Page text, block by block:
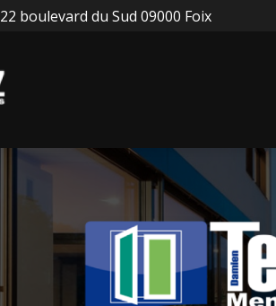
22 boulevard du Sud 09000 Foix